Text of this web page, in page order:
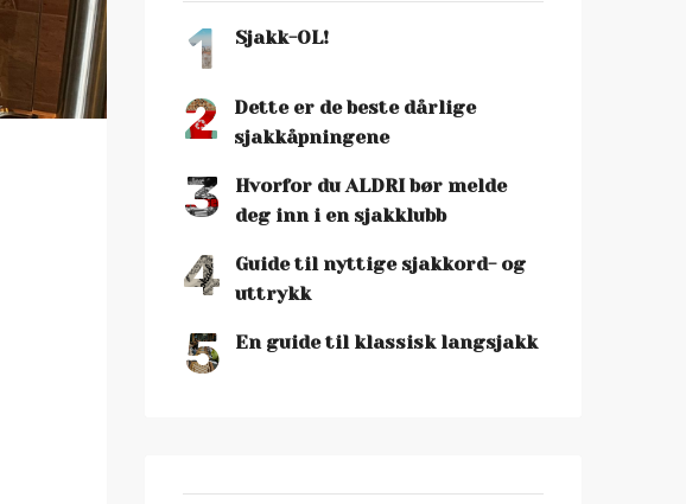
1 Sjakk-OL!
2
Dette er de beste dårlige
sjakkåpningene
3
Hvorfor du ALDRI bør melde
deg inn i en sjakklubb
4
Guide til nyttige sjakkord- og
uttrykk
5 En guide til klassisk langsjakk